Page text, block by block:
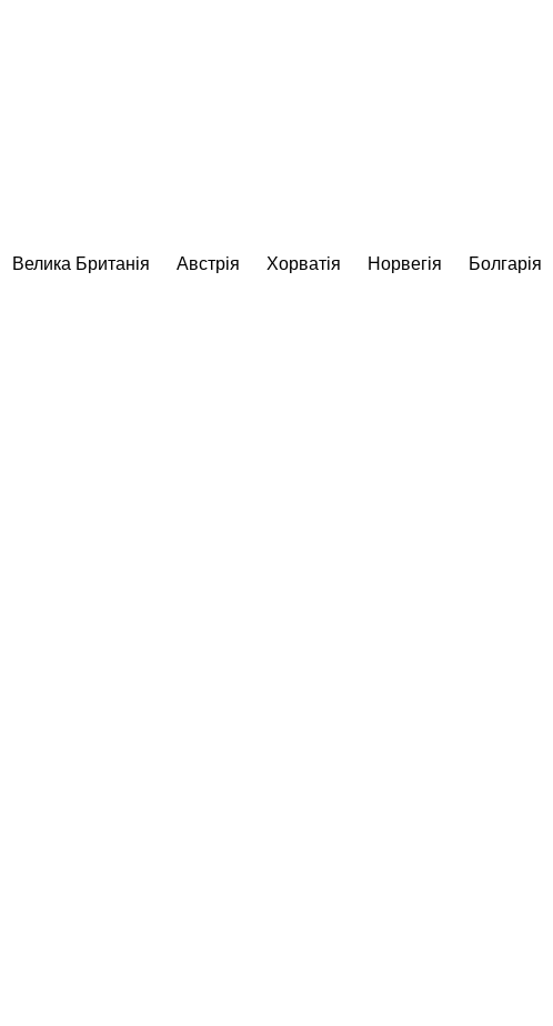
Велика Британія Австрія Хорватія Норвегія
Болгарія